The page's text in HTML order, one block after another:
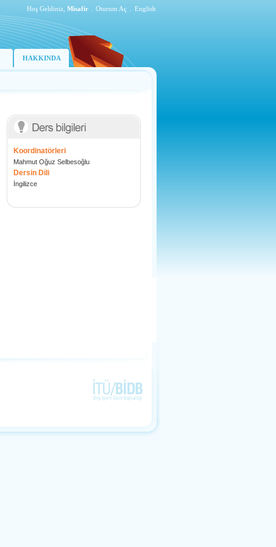
Hoş Geldiniz, Misafir Oturum Aç English
HAKKINDA
Koordinatörleri
Mahmut Oğuz Selbesoğlu
Dersin Dili
İngilizce